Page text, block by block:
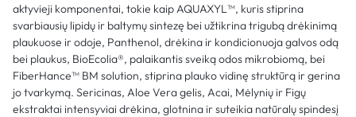
aktyvieji komponentai, tokie kaip AQUAXYL™, kuris stiprina
svarbiausių lipidų ir baltymų sintezę bei užtikrina trigubą drėkinimą
plaukuose ir odoje, Panthenol, drėkina ir kondicionuoja galvos odą
bei plaukus, BioEcolia®, palaikantis sveiką odos mikrobiomą, bei
FiberHance™ BM solution, stiprina plauko vidinę struktūrą ir gerina
jo tvarkymą. Sericinas, Aloe Vera gelis, Acai, Mėlynių ir Figų
ekstraktai intensyviai drėkina, glotnina ir suteikia natūralų spindesį